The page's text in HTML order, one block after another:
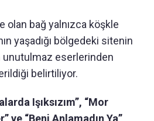
olan bağ yalnızca köşkle
yaşadığı bölgedeki sitenin
unutulmaz eserlerinden
belirtiliyor.
Işıksızım”, “Mor
ve “Beni Anlamadın Ya”